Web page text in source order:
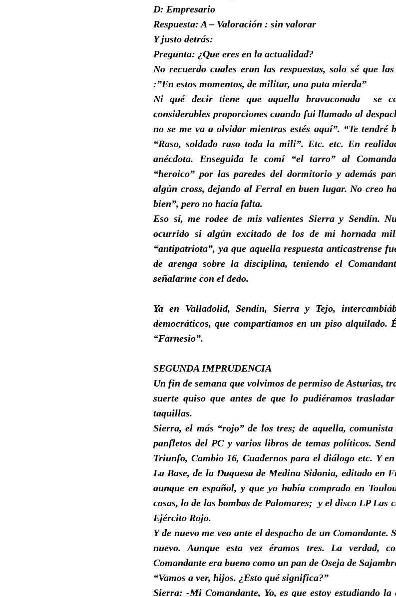
D: Empresario
Respuesta: A – Valoración : sin valorar
Y justo detrás:
Pregunta: ¿Que eres en la actualidad?
No recuerdo cuales eran las respuestas, solo sé que
:”En estos momentos, de militar, una puta mierda”
Ni qué decir tiene que aquella bravuconada
se
considerables proporciones cuando fui llamado al
no se me va a olvidar mientras estés aquí”. “Te tendré
“Raso, soldado raso toda la mili”. Etc. etc. En
anécdota. Enseguida le comí “el tarro” al
“heroico” por las paredes del dormitorio y además
algún cross, dejando al Ferral en buen lugar. No creo
bien”, pero no hacía falta.
Eso sí, me rodee de mis valientes Sierra y Sendín.
ocurrido si algún excitado de los de mi hornada
“antipatriota”, ya que aquella respuesta anticastrense
de arenga sobre la disciplina, teniendo el
señalarme con el dedo.
Ya en Valladolid, Sendín, Sierra y Tejo,
democráticos, que compartíamos en un piso alquilado.
“Farnesio”.
SEGUNDA IMPRUDENCIA
Un fin de semana que volvimos de permiso de Asturias,
suerte quiso que antes de que lo pudiéramos
taquillas.
Sierra, el más “rojo” de los tres; de aquella, comunista
panfletos del PC y varios libros de temas políticos.
Triunfo, Cambio 16, Cuadernos para el diálogo etc. Y
La Base, de la Duquesa de Medina Sidonia, editado en
aunque en español, y que yo había comprado en
cosas, lo de las bombas de Palomares; y el disco LP Las
Ejército Rojo.
Y de nuevo me veo ante el despacho de un
nuevo. Aunque esta vez éramos tres. La verdad,
Comandante era bueno como un pan de Oseja de
“Vamos a ver, hijos. ¿Esto qué significa?”
Sierra: -Mi Comandante, Yo, es que estoy estudiando